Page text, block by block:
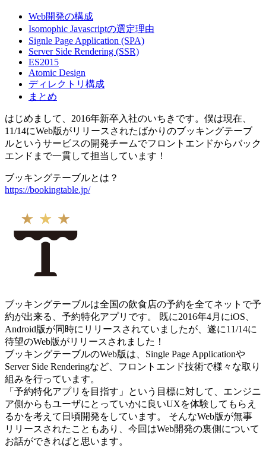
Web開発の構成
Isomophic Javascriptの選定理由
Signle Page Application (SPA)
Server Side Rendering (SSR)
ES2015
Atomic Design
ディレクトリ構成
まとめ
はじめまして、2016年新卒入社のいちきです。僕は現在、
11/14にWeb版がリリースされたばかりのブッキングテーブ
ルというサービスの開発チームでフロントエンドからバック
エンドまで一貫して担当しています！
ブッキングテーブルとは？
https://bookingtable.jp/
ブッキングテーブルは全国の飲食店の予約を全てネットで予
約が出来る、予約特化アプリです。 既に2016年4月にiOS、
Android版が同時にリリースされていましたが、遂に11/14に
待望のWeb版がリリースされました！
ブッキングテーブルのWeb版は、Single Page Applicationや
Server Side Renderingなど、フロントエンド技術で様々な取り
組みを行っています。
「予約特化アプリを目指す」という目標に対して、エンジニ
ア側からもユーザにとっていかに良いUXを体験してもらえ
るかを考えて日頃開発をしています。 そんなWeb版が無事
リリースされたこともあり、今回はWeb開発の裏側について
お話ができればと思います。